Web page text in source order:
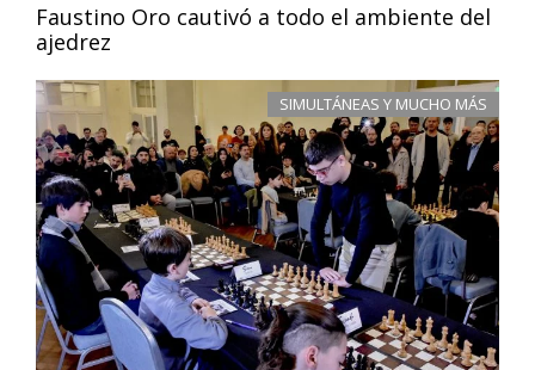
Faustino Oro cautivó a todo el ambiente del
ajedrez
SIMULTÁNEAS Y MUCHO MÁS